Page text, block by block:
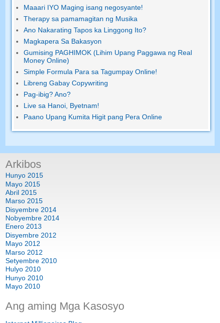
Maaari IYO Maging isang negosyante!
Therapy sa pamamagitan ng Musika
Ano Nakarating Tapos ka Linggong Ito?
Magkapera Sa Bakasyon
Gumising PAGHIMOK (Lihim Upang Paggawa ng Real
Money Online)
Simple Formula Para sa Tagumpay Online!
Libreng Gabay Copywriting
Pag-ibig? Ano?
Live sa Hanoi, Byetnam!
Paano Upang Kumita Higit pang Pera Online
Arkibos
Hunyo 2015
Mayo 2015
Abril 2015
Marso 2015
Disyembre 2014
Nobyembre 2014
Enero 2013
Disyembre 2012
Mayo 2012
Marso 2012
Setyembre 2010
Hulyo 2010
Hunyo 2010
Mayo 2010
Ang aming Mga Kasosyo